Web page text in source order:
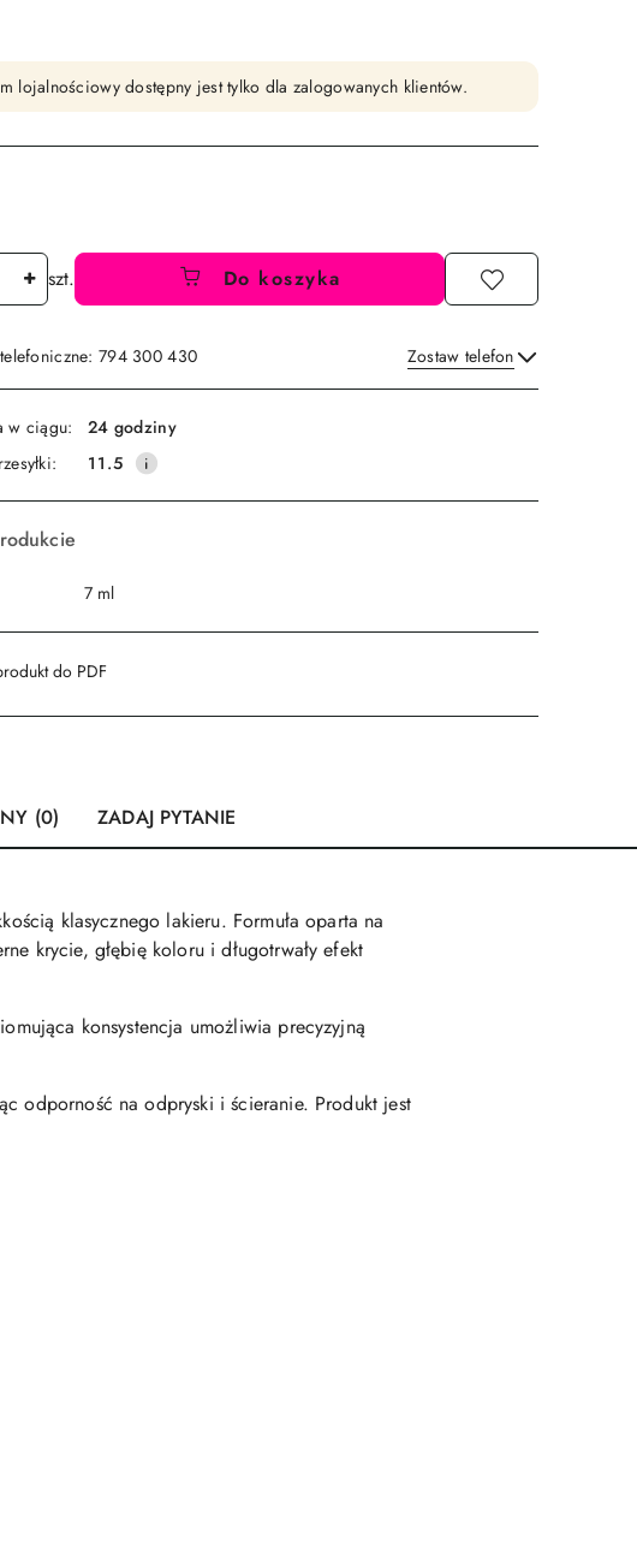
lojalnościowy dostępny jest tylko dla zalogowanych klientów.
szt. Do koszyka
794 300 430 Zostaw telefon
Wyślij
w ciągu:
24 godziny
11.5
7 ml
do PDF
(0) ZADAJ PYTANIE
klasycznego lakieru. Formuła oparta na
krycie, głębię koloru i długotrwały efekt
konsystencja umożliwia precyzyjną
odporność na odpryski i ścieranie. Produkt jest